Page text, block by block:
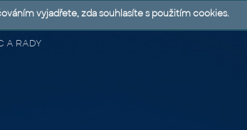
A RADY
vyjadřete, zda souhlasíte s použitím cookies.